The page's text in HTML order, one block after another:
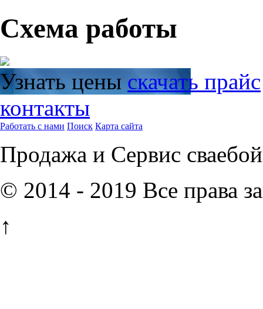
Схема работы
Узнать цены скачать прайс
контакты
Работать с нами Поиск Карта сайта
Продажа и Сервис
© 2014 - 2019 Все права
↑